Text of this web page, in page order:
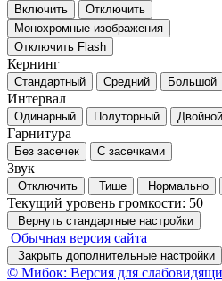
Включить
Отключить
Монохромные изображения
Отключить Flash
Кернинг
Стандартный Средний Большой
Интервал
Одинарный Полуторный Двойной
Гарнитура
Без засечек С засечками
Звук
Отключить Тише Нормально
Текущий уровень громкости: 50
Вернуть стандартные настройки
Обычная версия сайта
Закрыть дополнительные настройки
© Мибок: Версия для